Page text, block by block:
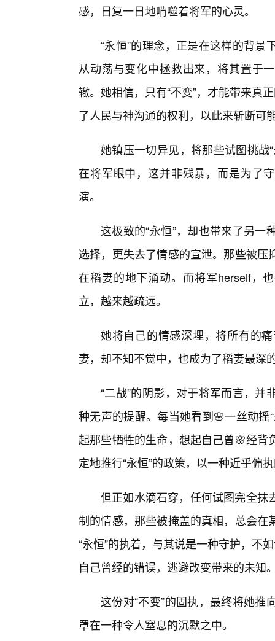
感，日复一日地啃噬着将军的心灵。
“永恒”的理念，正是在这样的背
从动荡与变化中拯救出来，将其置于
辙。她相信，只有“不变”，才能带来真
了人民与神沟通的权利，以此来斩断可
她镇压一切异见，将那些试图挑战
在将军眼中，这并非残暴，而是为了
演。
这极致的“永恒”，却也带来了另
选择，更失去了情感的宣泄。那些被
在稻妻的地下涌动。而将军herself，
立，越来越疏远。
她将自己的情感深埋，将所有的
妻，却不知不觉中，也成为了稻妻最深
“二战”的阴影，对于将军而言，
种无声的提醒。每当她看到🌸一丝动
起那些牺牲的生命，想起自己曾🌸经
定地推行“永恒”的政策，以一种近乎偏
但正如水滴石穿，任何试图完全抹
制的情感，那些被掩盖的真相，总会
“永恒”的执着，与其说是一种守护，不
自己曾经的错误，逃避改变带来的未知
这份对“不变”的固执，最终将她
罩在一种令人窒息的沉默之中。